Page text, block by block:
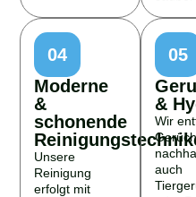
04
Moderne
&
schonende
Unsere
Reinigung
erfolgt mit
05
&
Wir
auch